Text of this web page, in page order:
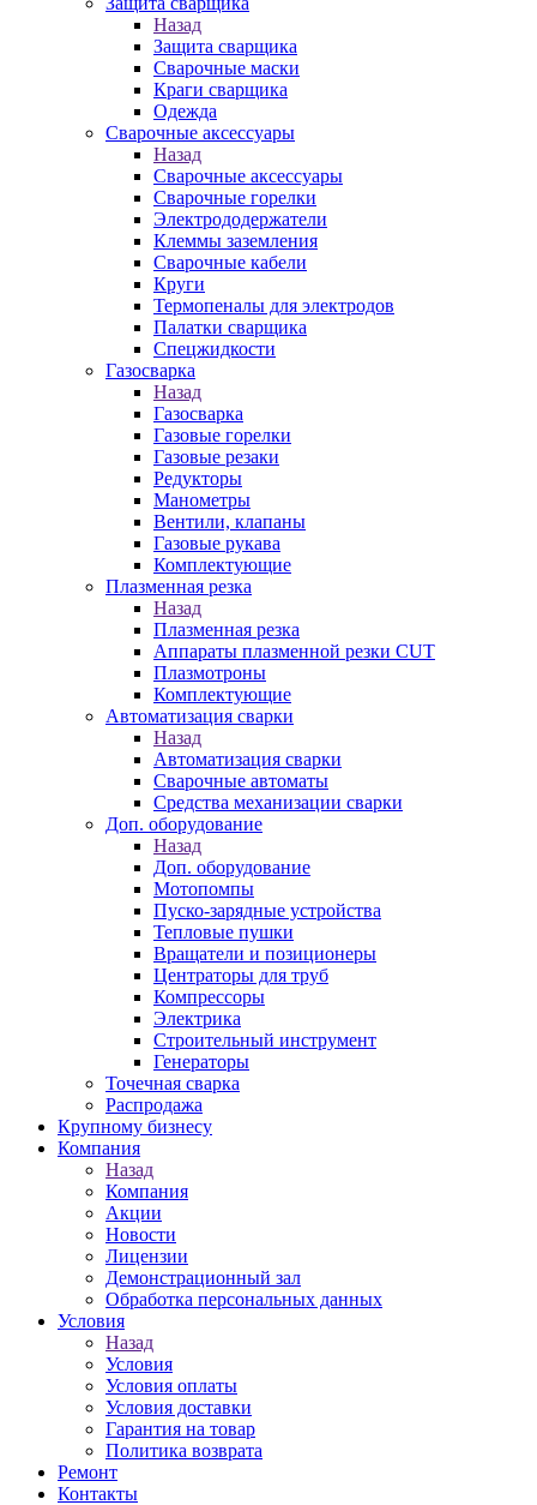
Назад
Защита сварщика
Сварочные маски
Краги сварщика
Одежда
Сварочные аксессуары
Назад
Сварочные аксессуары
Сварочные горелки
Электрододержатели
Клеммы заземления
Сварочные кабели
Круги
Термопеналы для электродов
Палатки сварщика
Спецжидкости
Газосварка
Назад
Газосварка
Газовые горелки
Газовые резаки
Редукторы
Манометры
Вентили, клапаны
Газовые рукава
Комплектующие
Плазменная резка
Назад
Плазменная резка
Аппараты плазменной резки CUT
Плазмотроны
Комплектующие
Автоматизация сварки
Назад
Автоматизация сварки
Сварочные автоматы
Средства механизации сварки
Доп. оборудование
Назад
Доп. оборудование
Мотопомпы
Пуско-зарядные устройства
Тепловые пушки
Вращатели и позиционеры
Центраторы для труб
Компрессоры
Электрика
Строительный инструмент
Генераторы
Точечная сварка
Распродажа
Крупному бизнесу
Компания
Назад
Компания
Акции
Новости
Лицензии
Демонстрационный зал
Обработка персональных данных
Условия
Назад
Условия
Условия оплаты
Условия доставки
Гарантия на товар
Политика возврата
Ремонт
Контакты